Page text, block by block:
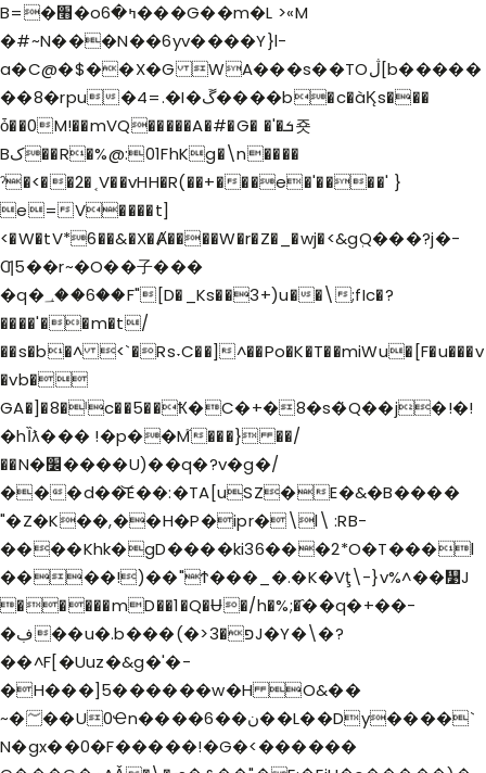
B=�׫�oߤ�6���G��m�L >«M
�#~N���N��6yv����Y}l-
a�C@�$��X�G WA���s��TOڷ[b�����
��8�rpu�4=.�I�ڱ����b�c�àK̨s���
ȱ��0M!��mVQ�����A�#�G� �'�ܭ죳
Bک��R�%@:01FhKg�\n����
ˀ�<��2�˱V��vHH�R(��+���e�'����' }
e=V����t]
<�W�tV*6��&�X�Ⱥ����W�r�Z�_�wj�<&gٖQ���?j�-
Ƣ5��r~�O��子���
�q�؀��6��F"[D�_Ks��3+)u��\;fIc�?
����'��m�t/
��s�b�^ <`�Rs˕C��]^��Po�K�T��miWu�[F�u���v
�vb�
GA�]�8�ˡc��5��Ҟ�C�+�8�s�҅Q��j�!�!
�hȈƛ��� !�p��M֮���} ��/
��N�׼����U)��q�?v�g�/
���d��͝E��:�TA[uSZ�E�&�B����
"�Z�K��,��H�P�ipr�\l\ :RB-
����Khk�gD����ki36���2*O�T���l
����!)��"Ϯ���_�.�K�Vţ\-}v%^��᯹J
�����mD��1�Q�Ʉ�/h�%;�҄��q�+��-
�ڣ��u�.b���(�>פ�3J�Y�\�?
��^F[�Uuz�&g�'�-
�H���]5������w�H O&��
~�؅��U0Ҽn����6��ن��L��Dy����`
N�gx��0�F�����!�G�<������